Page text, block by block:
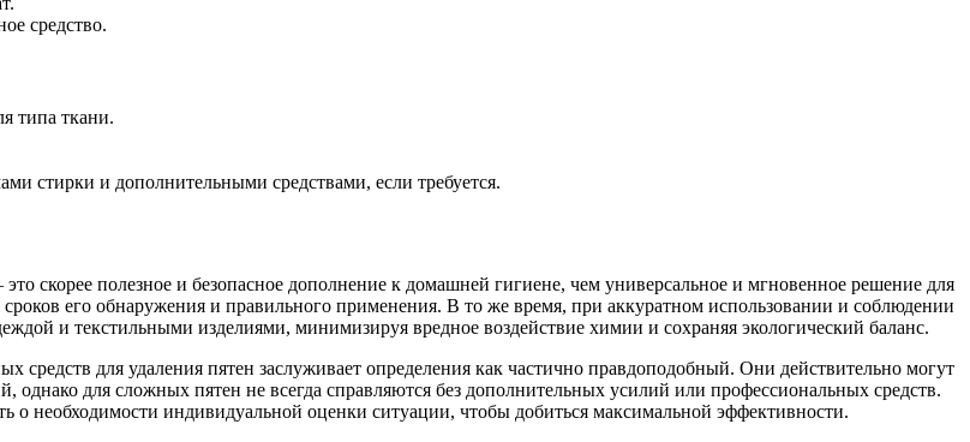
средство.
типа ткани.
стирки и дополнительными средствами, если требуется.
скорее полезное и безопасное дополнение к домашней гигиене, чем универсальное и мгновенное решение для
его обнаружения и правильного применения. В то же время, при аккуратном использовании и соблюдении
и текстильными изделиями, минимизируя вредное воздействие химии и сохраняя экологический баланс.
средств для удаления пятен заслуживает определения как частично правдоподобный. Они действительно могут
однако для сложных пятен не всегда справляются без дополнительных усилий или профессиональных средств.
необходимости индивидуальной оценки ситуации, чтобы добиться максимальной эффективности.